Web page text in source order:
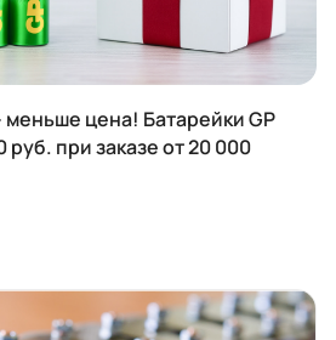
цена! Батарейки GP
руб. при заказе от 20 000